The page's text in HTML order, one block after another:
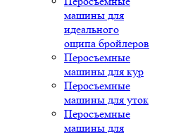
машины для
идеального
ощипа бройлеров
Перосъемные
машины для кур
Перосъемные
машины для уток
Перосъемные
машины для